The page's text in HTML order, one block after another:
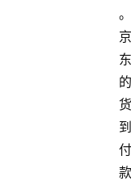
。
京
东
的
货
到
付
款